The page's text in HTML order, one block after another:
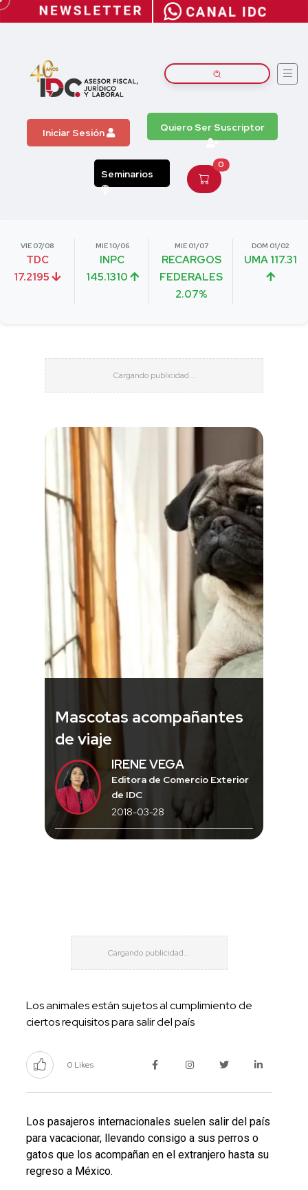
Iniciar Sesión Quiero Ser Suscriptor
Seminarios
0
VIE 07/08
TDC
17.2195
MIE 10/06
INPC
145.1310
MIE 01/07
RECARGOS
FEDERALES
2.07%
DOM 01/02
UMA 117.31
Mascotas acompañantes
de viaje
IRENE VEGA
Editora de Comercio Exterior
de IDC
2018-03-28
Los animales están sujetos al cumplimiento de
ciertos requisitos para salir del país
0 Likes
Los pasajeros internacionales suelen salir del país
para vacacionar, llevando consigo a sus perros o
gatos que los acompañan en el extranjero hasta su
regreso a México.